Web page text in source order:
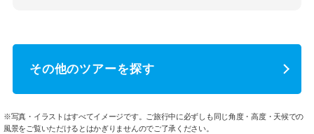
その他のツアーを探す
※写真・イラストはすべてイメージです。ご旅行中に必ずしも同じ角度・高度・天候での
風景をご覧いただけるとはかぎりませんのでご了承ください。